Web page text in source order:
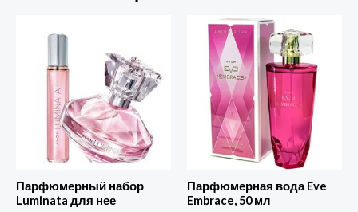
Парфюмерный набор
Luminata для нее
Парфюмерная вода Eve
Embrace, 50 мл